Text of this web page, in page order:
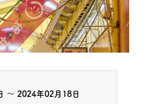
～ 2024年02月18日